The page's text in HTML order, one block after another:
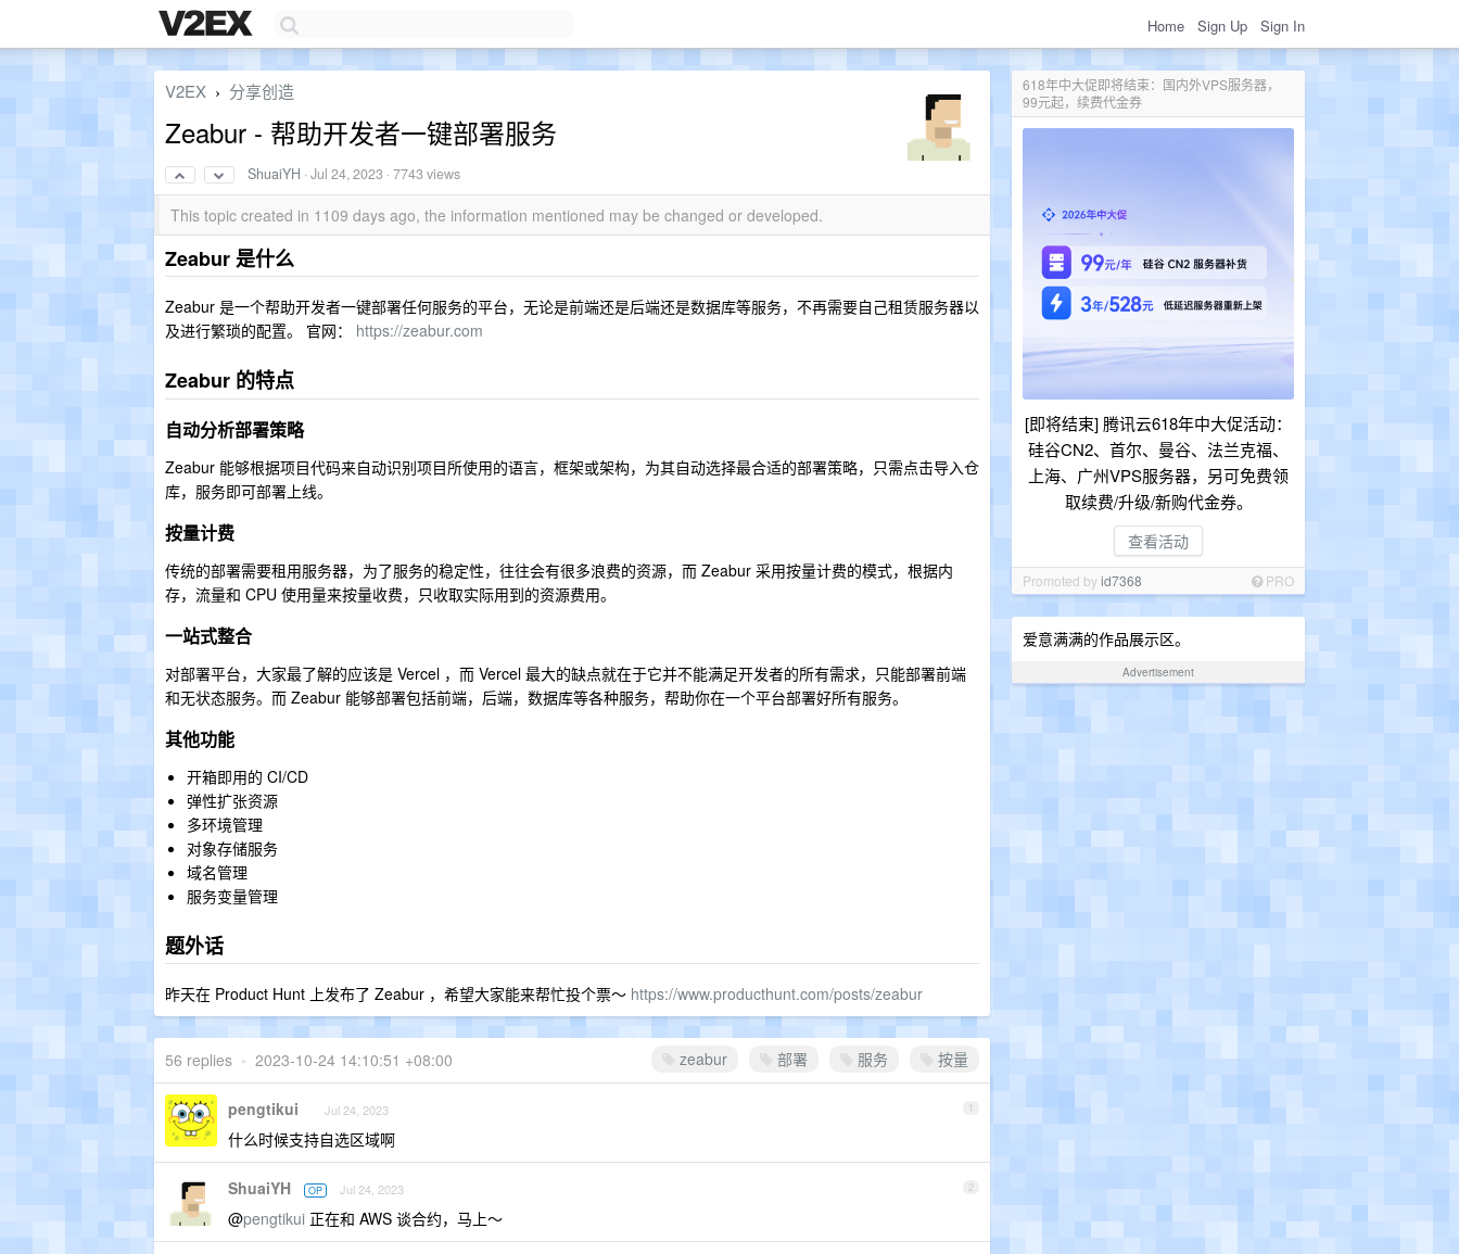
Home Sign Up Sign In
618年中大促即将结束：国内外VPS服务器，
99元起，续费代金券
[即将结束] 腾讯云618年中大促活动：
硅谷CN2、首尔、曼谷、法兰克福、
上海、广州VPS服务器，另可免费领
取续费/升级/新购代金券。
查看活动
Promoted byid7368 PRO
爱意满满的作品展示区。
Advertisement
V2EX › 分享创造
Zeabur - 帮助开发者一键部署服务
ShuaiYH ·Jul 24, 2023 · 7743 views
This topic created in 1109 days ago, the information mentioned may be changed or developed.
Zeabur 是什么
Zeabur 是一个帮助开发者一键部署任何服务的平台，无论是前端还是后端还是数据库等服务，不再需要自己租赁服务器以
及进行繁琐的配置。 官网： https://zeabur.com
Zeabur 的特点
自动分析部署策略
Zeabur 能够根据项目代码来自动识别项目所使用的语言，框架或架构，为其自动选择最合适的部署策略，只需点击导入仓
库，服务即可部署上线。
按量计费
传统的部署需要租用服务器，为了服务的稳定性，往往会有很多浪费的资源，而 Zeabur 采用按量计费的模式，根据内
存，流量和 CPU 使用量来按量收费，只收取实际用到的资源费用。
一站式整合
对部署平台，大家最了解的应该是 Vercel ，而 Vercel 最大的缺点就在于它并不能满足开发者的所有需求，只能部署前端
和无状态服务。而 Zeabur 能够部署包括前端，后端，数据库等各种服务，帮助你在一个平台部署好所有服务。
其他功能
开箱即用的 CI/CD
弹性扩张资源
多环境管理
对象存储服务
域名管理
服务变量管理
题外话
昨天在 Product Hunt 上发布了 Zeabur ，希望大家能来帮忙投个票～ https://www.producthunt.com/posts/zeabur
zeabur 部署 服务 按量
56 replies • 2023-10-24 14:10:51 +08:00
1
pengtikui Jul 24, 2023
什么时候支持自选区域啊
2
ShuaiYH OP Jul 24, 2023
@pengtikui 正在和 AWS 谈合约，马上～